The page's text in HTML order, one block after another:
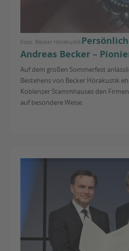
Foto: Becker Hörakustik
Andreas Becker –
Auf dem großen Sommerfest
Bestehens von Becker Hörakustik
Koblenzer Stammhauses den
auf besondere Weise.